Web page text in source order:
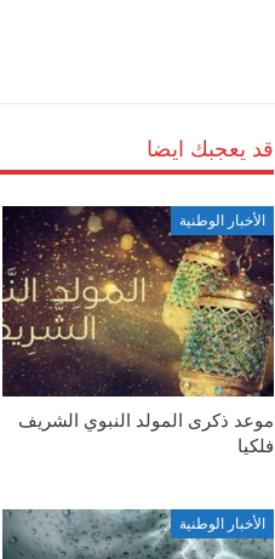
قد يعجبك ايضا
الأخبار الوطنية
موعد ذكرى المولد النبوي الشريف
فلكيا
الأخبار الوطنية